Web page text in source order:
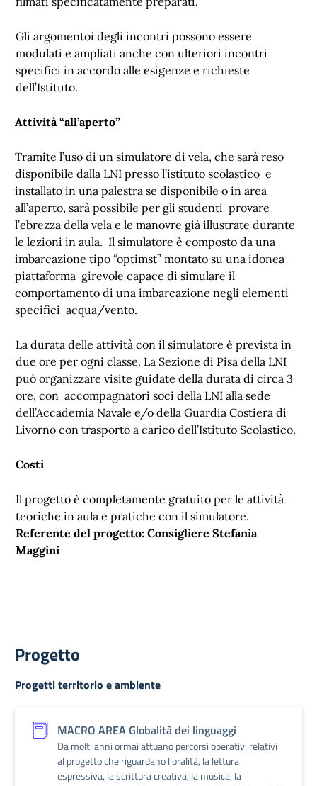
Gli argomentoi degli incontri possono essere
modulati e ampliati anche con ulteriori incontri
specifici in accordo alle esigenze e richieste
dell’Istituto.
Attività “all’aperto”
Tramite l’uso di un simulatore di vela, che sarà reso
disponibile dalla LNI presso l’istituto scolastico e
installato in una palestra se disponibile o in area
all’aperto, sarà possibile per gli studenti provare
l’ebrezza della vela e le manovre già illustrate durante
le lezioni in aula. Il simulatore è composto da una
imbarcazione tipo “optimst” montato su una idonea
piattaforma girevole capace di simulare il
comportamento di una imbarcazione negli elementi
specifici acqua/vento.
La durata delle attività con il simulatore è prevista in
due ore per ogni classe. La Sezione di Pisa della LNI
può organizzare visite guidate della durata di circa 3
ore, con accompagnatori soci della LNI alla sede
dell’Accademia Navale e/o della Guardia Costiera di
Livorno con trasporto a carico dell’Istituto Scolastico.
Costi
Il progetto è completamente gratuito per le attività
teoriche in aula e pratiche con il simulatore.
Referente del progetto: Consigliere Stefania
Maggini
Progetto
Progetti territorio e ambiente
MACRO AREA Globalità dei linguaggi
Da molti anni ormai attuano percorsi operativi relativi
al progetto che riguardano l’oralità, la lettura
espressiva, la scrittura creativa, la musica, la